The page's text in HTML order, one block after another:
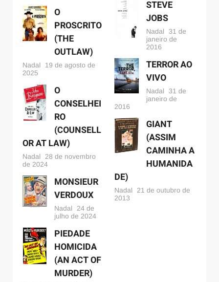
O
PROSCRITO
(THE
OUTLAW)
Nadal
19 de agosto de
2025
O
CONSELHEI
RO
(COUNSELL
OR AT LAW)
Nadal
28 de novembro
de 2024
MONSIEUR
VERDOUX
Nadal
24 de
julho de 2024
PIEDADE
HOMICIDA
(AN ACT OF
MURDER)
STEVE
JOBS
Nadal
31 de
janeiro de
2016
TERROR AO
VIVO
Nadal
31 de
janeiro de
2016
GIANT
(ASSIM
CAMINHA A
HUMANIDA
DE)
Nadal
21 de outubro de
2013